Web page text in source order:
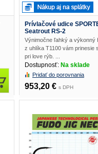
Prívlačové udice
Seatrout RS-2
Výnimočne ľahký a výkonný
z uhlíka T1100 vám prinesie
pri love rýb. ...
Dostupnosť: Na sklade
Pridať do porovnania
953,20 € s DPH